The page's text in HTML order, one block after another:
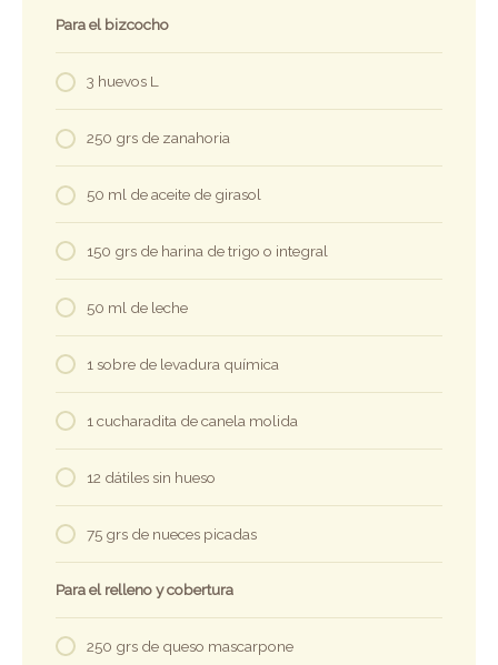
Para el bizcocho
3 huevos L
250 grs de zanahoria
50 ml de aceite de girasol
150 grs de harina de trigo o integral
50 ml de leche
1 sobre de levadura química
1 cucharadita de canela molida
12 dátiles sin hueso
75 grs de nueces picadas
Para el relleno y cobertura
250 grs de queso mascarpone